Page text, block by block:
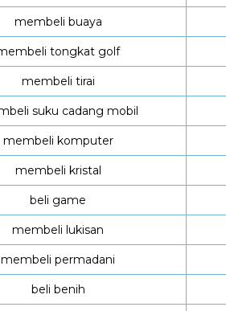
membeli buaya
tongkat golf
membeli tirai
suku cadang mobil
membeli komputer
membeli kristal
beli game
membeli lukisan
membeli permadani
beli benih